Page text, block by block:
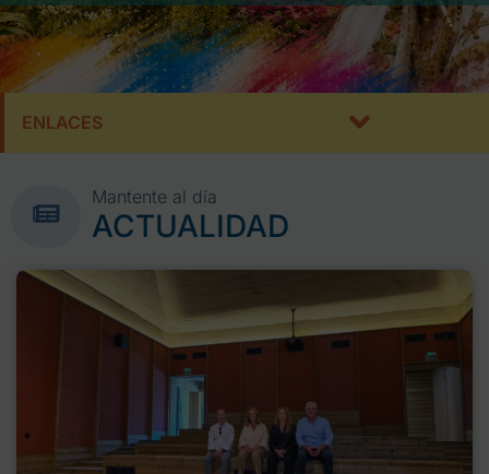
ENLACES
Mantente al día
ACTUALIDAD